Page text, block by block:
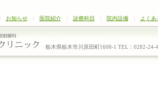
お知らせ| 医院紹介| 診療科目 院内設備| よくあ
栃木県栃木市川原田町1608-1 TEL：0282-24-